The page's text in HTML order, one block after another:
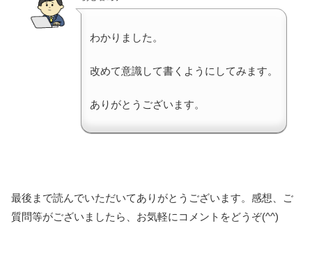
わかりました。
改めて意識して書くようにしてみます。
ありがとうございます。
最後まで読んでいただいてありがとうございます。感想、ご
質問等がございましたら、お気軽にコメントをどうぞ(^^)